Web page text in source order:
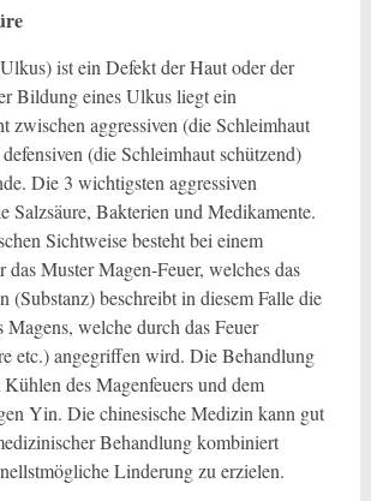
ist ein Defekt der Haut oder der
Bildung eines Ulkus liegt ein
zwischen aggressiven (die Schleimhaut
(die Schleimhaut schützend)
Die 3 wichtigsten aggressiven
Salzsäure, Bakterien und Medikamente.
Sichtweise besteht bei einem
das Muster Magen-Feuer, welches das
beschreibt in diesem Falle die
Magens, welche durch das Feuer
etc.) angegriffen wird. Die Behandlung
Kühlen des Magenfeuers und dem
Yin. Die chinesische Medizin kann gut
Behandlung kombiniert
Linderung zu erzielen.